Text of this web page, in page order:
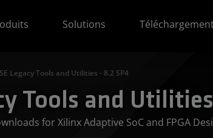
Solutions
Legacy Tools and Utilities - 8.2 SP4
Tools and
for Xilinx Adaptive SoC and FPGA